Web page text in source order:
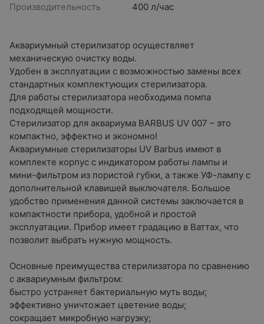
Производительность 400 л/час
Аквариумный стерилизатор осуществляет
механическую очистку воды.
Удобен в эксплуатации с возможностью замены всех
стандартных комплектующих стерилизатора.
Для работы стерилизатора необходима помпа
подходящей мощности.
Стерилизатор для аквариума BARBUS UV 007 – это
компактно, эффектно и экономно!
Аквариумные стерилизаторы UV Barbus имеют в
комплекте корпус с индикатором работы лампы и
мини-фильтром из пористой губки, а также УФ-лампу с
дополнительной клавишей выключателя. Большое
удобство применения данной системы заключается в
компактности прибора, удобной и простой
эксплуатации. Прибор имеет градацию в Ваттах, что
позволит выбрать нужную мощность.
Основные преимущества стерилизатора по сравнению
с аквариумным фильтром:
быстро устраняет бактериальную муть воды;
эффективно уничтожает цветение воды;
сокращает микробную нагрузку;